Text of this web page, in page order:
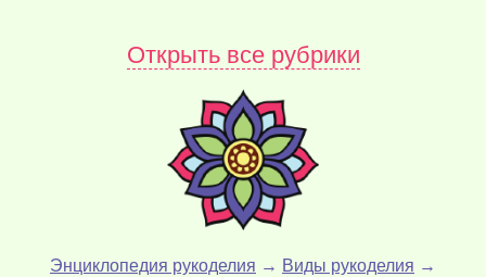
Открыть все рубрики
Энциклопедия рукоделия → Виды рукоделия →